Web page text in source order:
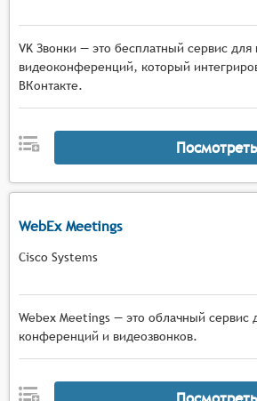
VK Звонки — это бесплатный сервис для
видеоконференций, который
ВКонтакте.
Посмотреть
WebEx Meetings
Cisco Systems
Webex Meetings — это облачный сервис
конференций и видеозвонков.